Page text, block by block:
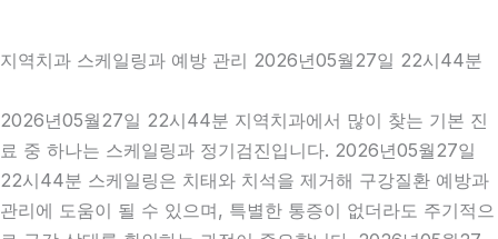
지역치과 스케일링과 예방 관리 2026년05월27일 22시44분
2026년05월27일 22시44분 지역치과에서 많이 찾는 기본 진
료 중 하나는 스케일링과 정기검진입니다. 2026년05월27일
22시44분 스케일링은 치태와 치석을 제거해 구강질환 예방과
관리에 도움이 될 수 있으며, 특별한 통증이 없더라도 주기적으